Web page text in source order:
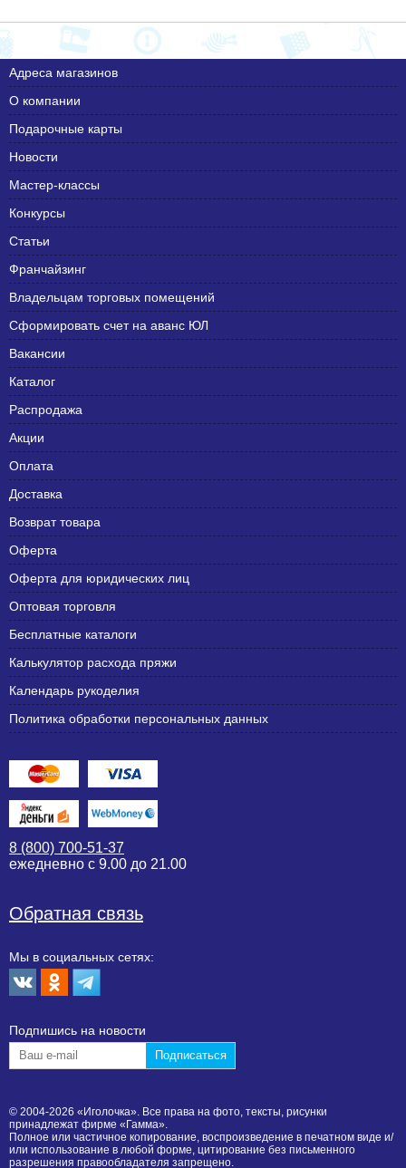
Адреса магазинов
О компании
Подарочные карты
Новости
Мастер-классы
Конкурсы
Статьи
Франчайзинг
Владельцам торговых помещений
Сформировать счет на аванс ЮЛ
Вакансии
Каталог
Распродажа
Акции
Оплата
Доставка
Возврат товара
Оферта
Оферта для юридических лиц
Оптовая торговля
Бесплатные каталоги
Калькулятор расхода пряжи
Календарь рукоделия
Политика обработки персональных данных
8 (800) 700-51-37
ежедневно с 9.00 до 21.00
Обратная связь
Мы в социальных сетях:
Подпишиcь на новости
© 2004-2026 «Иголочка». Все права на фото, тексты, рисунки
принадлежат фирме «Гамма».
Полное или частичное копирование, воспроизведение в печатном виде и/
или использование в любой форме, цитирование без письменного
разрешения правообладателя запрещено.